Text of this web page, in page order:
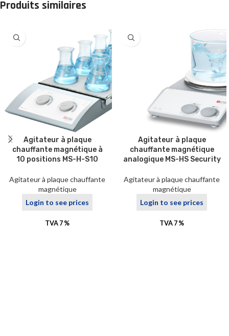
Produits similaires
Agitateur à plaque
chauffante magnétique à
10 positions MS-H-S10
Agitateur à plaque chauffante
magnétique
Login to see prices
TVA 7 %
Agitateur à plaque
chauffante magnétique
analogique MS-HS Security
Agitateur à plaque chauffante
magnétique
Login to see prices
TVA 7 %